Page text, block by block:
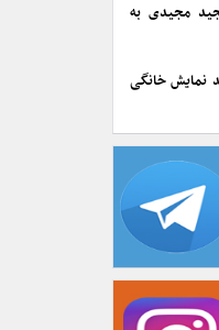
مجیدی به
نمایش خانگی